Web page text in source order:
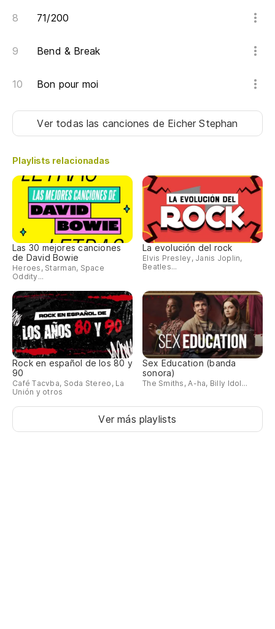
71/200
Bend & Break
Bon pour moi
Ver todas las canciones de Eicher Stephan
Playlists relacionadas
Las 30 mejores canciones
de David Bowie
Heroes, Starman, Space
Oddity...
La evolución del rock
Elvis Presley, Janis Joplin,
Beatles...
Rock en español de los 80 y
90
Café Tacvba, Soda Stereo, La
Unión y otros
Sex Education (banda
sonora)
The Smiths, A-ha, Billy Idol...
Ver más playlists